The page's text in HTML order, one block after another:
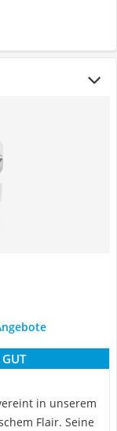
in unserem
Flair. Seine